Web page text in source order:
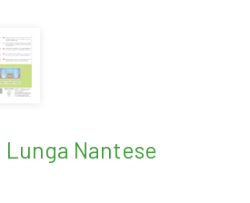
Lunga Nantese